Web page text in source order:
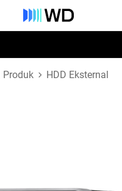
Produk HDD Eksternal